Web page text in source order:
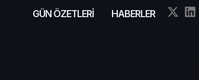
GÜN ÖZETLERİ HABERLER